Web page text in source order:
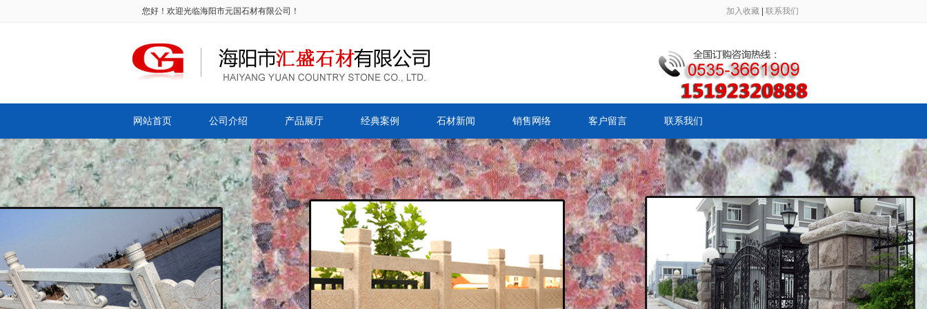
您好！欢迎光临海阳市元国石材有限公司！ 加入收藏 联系我们
网站首页 公司介绍 产品展厅 经典案例 石材新闻 销售网络 客户留言 联系我们